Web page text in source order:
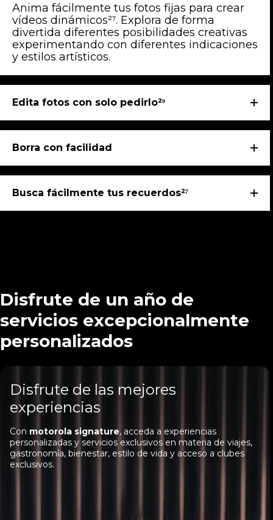
Anima fácilmente tus fotos fijas para crear
vídeos dinámicos²⁷. Explora de forma
divertida diferentes posibilidades creativas
experimentando con diferentes indicaciones
y estilos artísticos.
Edita fotos con solo pedirlo²⁹
Borra con facilidad
Busca fácilmente tus recuerdos²⁷
Disfrute de un año de
servicios excepcionalmente
personalizados
Disfrute de las mejores
experiencias
Con motorola signature, acceda a experiencias
personalizadas y servicios exclusivos en materia de viajes,
gastronomía, bienestar, estilo de vida y acceso a clubes
exclusivos.